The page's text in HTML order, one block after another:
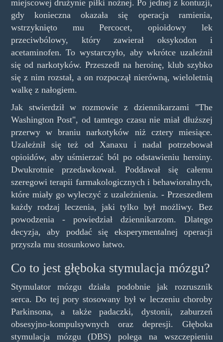
miejscowej drużynie piłki nożnej. Po jednej z kontuzji,
gdy konieczna okazała się operacja ramienia,
wstrzyknięto mu Percocet, opioidowy lek
przeciwbólowy, który zawierał oksykodon i
acetaminofen. To wystarczyło, aby wkrótce uzależnił
się od narkotyków. Przeszedł na heroinę, klub szybko
się z nim rozstał, a on rozpoczął nierówną, wieloletnią
walkę z nałogiem.
Jak stwierdził w rozmowie z dziennikarzami "The
Washington Post", od tamtego czasu nie miał dłuższej
przerwy w braniu narkotyków niż cztery miesiące.
Uzależnił się też od Xanaxu i nadal potrzebował
opioidów, aby uśmierzać ból po odstawieniu heroiny.
Dwukrotnie przedawkował. Poddawał się całemu
szeregowi terapii farmakologicznych i behawioralnych,
które miały go wyleczyć z uzależnienia. - Przeszedłem
każdy rodzaj leczenia, jaki tylko był możliwy. Bez
powodzenia - powiedział dziennikarzom. Dlatego
decyzja, aby poddać się eksperymentalnej operacji
przyszła mu stosunkowo łatwo.
Co to jest głęboka stymulacja mózgu?
Stymulator mózgu działa podobnie jak rozrusznik
serca. Do tej pory stosowany był w leczeniu choroby
Parkinsona, a także padaczki, dystonii, zaburzeń
obsesyjno-kompulsywnych oraz depresji. Głęboka
stymulacja mózgu (DBS) polega na wszczepieniu